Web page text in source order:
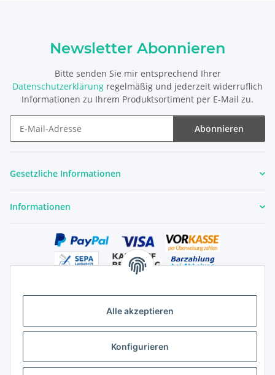
Alle akzeptieren
Konfigurieren
Newsletter Abonnieren
Bitte senden Sie mir entsprechend Ihrer
Datenschutzerklärung regelmäßig und jederzeit widerruflich
Informationen zu Ihrem Produktsortiment per E-Mail zu.
Abonnieren
Gesetzliche Informationen
Informationen